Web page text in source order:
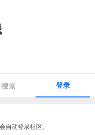
搜索 登录
自动登录社区。